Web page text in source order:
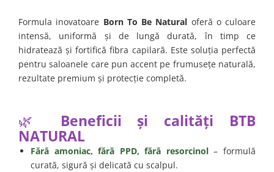
Formula inovatoare Born To Be Natural oferă o culoare
intensă, uniformă și de lungă durată, în timp ce
hidratează și fortifică fibra capilară. Este soluția perfectă
pentru saloanele care pun accent pe frumusețe naturală,
rezultate premium și protecție completă.
🌿 Beneficii și calități BTB
NATURAL
Fără amoniac, fără PPD, fără resorcinol– formulă
curată, sigură și delicată cu scalpul.